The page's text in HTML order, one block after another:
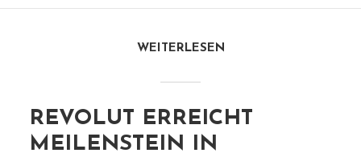
WEITERLESEN
REVOLUT ERREICHT
MEILENSTEIN IN